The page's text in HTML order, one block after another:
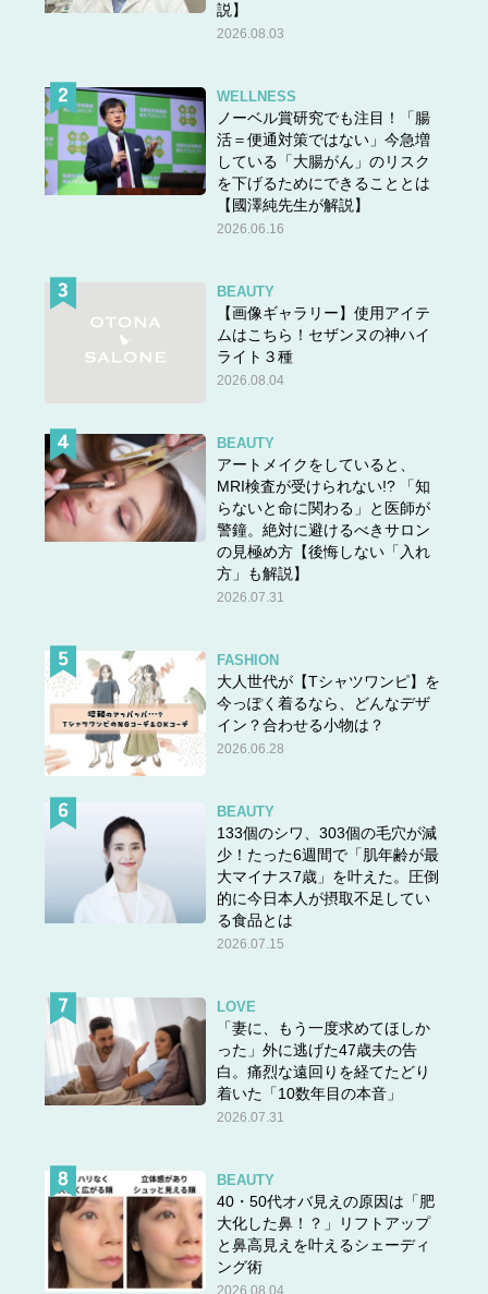
説】
2026.08.03
WELLNESS
ノーベル賞研究でも注目！「腸
活＝便通対策ではない」今急増
している「大腸がん」のリスク
を下げるためにできることとは
【國澤純先生が解説】
2026.06.16
BEAUTY
【画像ギャラリー】使用アイテ
ムはこちら！セザンヌの神ハイ
ライト３種
2026.08.04
BEAUTY
アートメイクをしていると、
MRI検査が受けられない!? 「知
らないと命に関わる」と医師が
警鐘。絶対に避けるべきサロン
の見極め方【後悔しない「入れ
方」も解説】
2026.07.31
FASHION
大人世代が【Tシャツワンピ】を
今っぽく着るなら、どんなデザ
イン？合わせる小物は？
2026.06.28
BEAUTY
133個のシワ、303個の毛穴が減
少！たった6週間で「肌年齢が最
大マイナス7歳」を叶えた。圧倒
的に今日本人が摂取不足してい
る食品とは
2026.07.15
LOVE
「妻に、もう一度求めてほしか
った」外に逃げた47歳夫の告
白。痛烈な遠回りを経てたどり
着いた「10数年目の本音」
2026.07.31
BEAUTY
40・50代オバ見えの原因は「肥
大化した鼻！？」リフトアップ
と鼻高見えを叶えるシェーディ
ング術